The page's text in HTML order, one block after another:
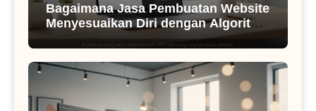
Bagaimana Jasa Pembuatan Website
Menyesuaikan Diri dengan Algoritma
SEO Masa Kini